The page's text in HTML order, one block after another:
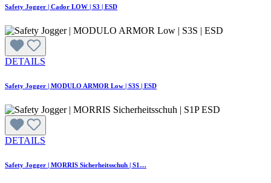
Safety Jogger | Cador LOW | S3 | ESD
DETAILS
Safety Jogger | MODULO ARMOR Low | S3S | ESD
DETAILS
Safety Jogger | MORRIS Sicherheitsschuh | S1…